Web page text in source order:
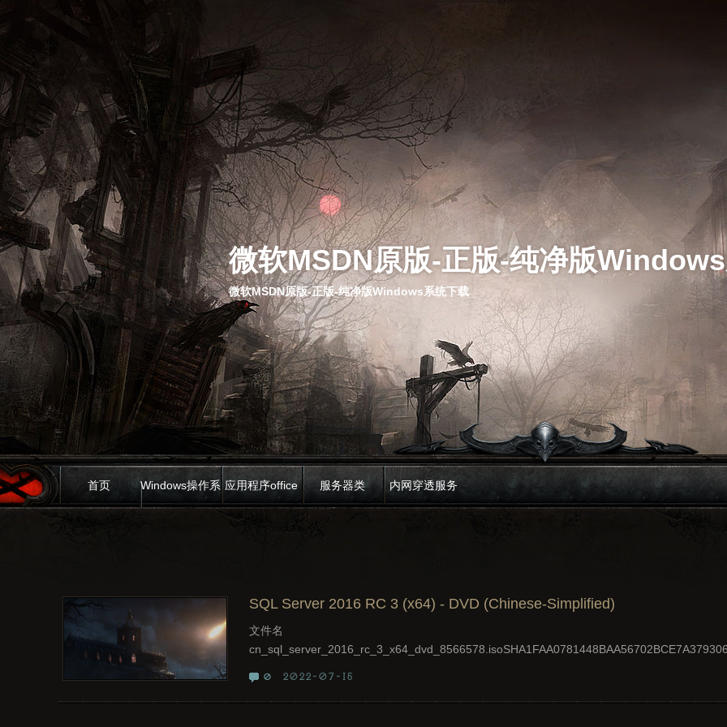
微软MSDN原版-正版-纯净版
微软MSDN原版-正版-纯净版Windows系统下载
首页 Windows操作系 应用程序office 服务器类 内网穿透服务
SQL Server 2016 RC 3 (x64) - DVD (Chinese-Simplified)
文件名
0 2022-07-15